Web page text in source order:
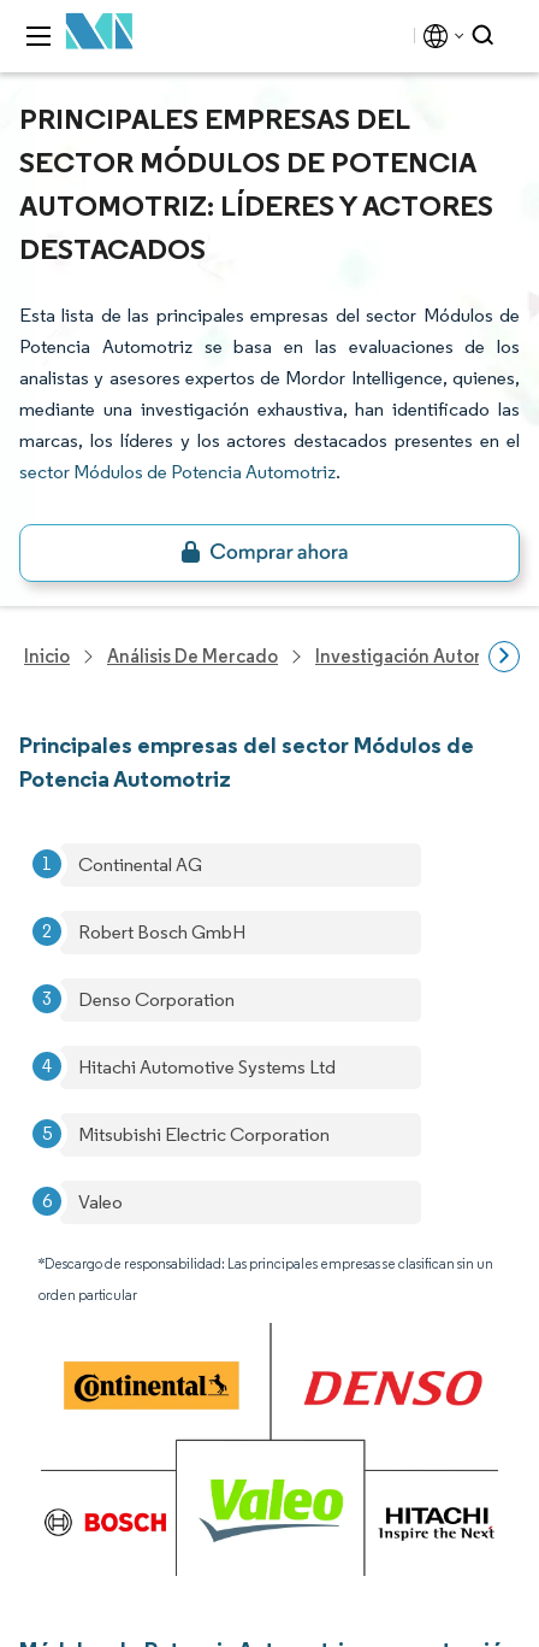
PRINCIPALES EMPRESAS DEL
SECTOR MÓDULOS DE POTENCIA
AUTOMOTRIZ: LÍDERES Y ACTORES
DESTACADOS
Esta lista de las principales empresas del sector Módulos de
Potencia Automotriz se basa en las evaluaciones de los
analistas y asesores expertos de Mordor Intelligence, quienes,
mediante una investigación exhaustiva, han identificado las
marcas, los líderes y los actores destacados presentes en el
sector Módulos de Potencia Automotriz.
Inicio Análisis De Mercado Investigación Automotriz
Principales empresas del sector Módulos de
Potencia Automotriz
Continental AG
Robert Bosch GmbH
Denso Corporation
Hitachi Automotive Systems Ltd
Mitsubishi Electric Corporation
Valeo
*Descargo de responsabilidad: Las principales empresas se clasifican sin un
orden particular